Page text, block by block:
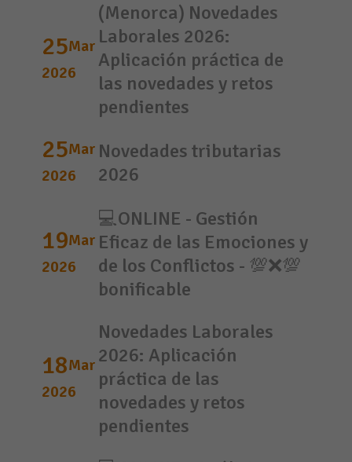
25Mar
2026
(Menorca) Novedades
Laborales 2026:
Aplicación práctica de
las novedades y retos
pendientes
25Mar
2026
Novedades tributarias
2026
19Mar
2026
💻ONLINE - Gestión
Eficaz de las Emociones y
de los Conflictos - 💯❌💯
bonificable
18Mar
2026
Novedades Laborales
2026: Aplicación
práctica de las
novedades y retos
pendientes